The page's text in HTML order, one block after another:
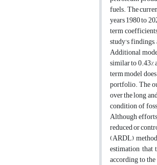
fuels. The
years 1980 to
term
study's
Additional
similar to 0.43%
term model
portfolio. The
over the long
condition of
Although
reduced or
(ARDL)
estimation that
according to